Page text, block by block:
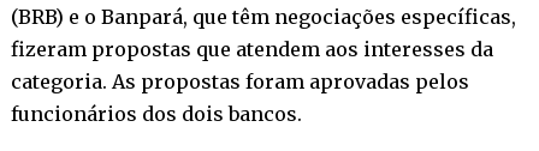
(BRB) e o Banpará, que têm negociações específicas,
fizeram propostas que atendem aos interesses da
categoria. As propostas foram aprovadas pelos
funcionários dos dois bancos.